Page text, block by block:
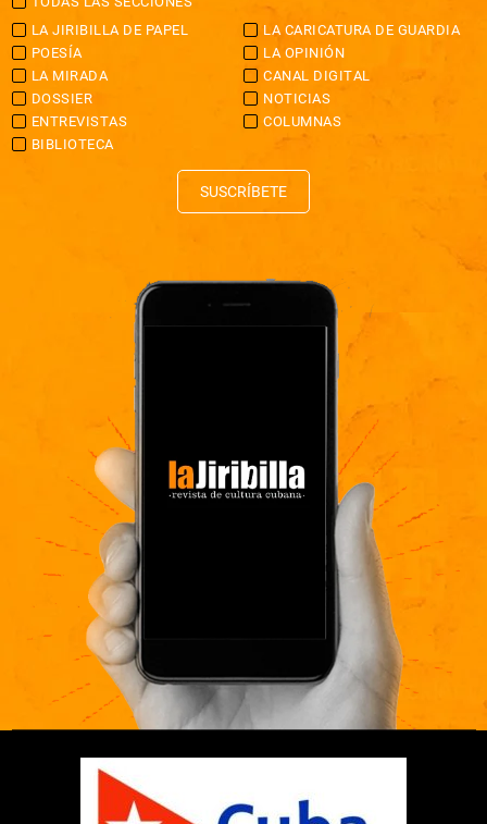
LA JIRIBILLA DE PAPEL
LA CARICATURA DE GUARDIA
POESÍA
LA OPINIÓN
LA MIRADA
CANAL DIGITAL
DOSSIER
NOTICIAS
ENTREVISTAS
COLUMNAS
BIBLIOTECA
SUSCRÍBETE